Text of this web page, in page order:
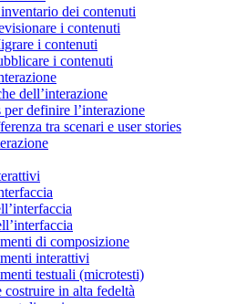
dei contenuti
i contenuti
i contenuti
i contenuti
dell’interazione
per definire l’interazione
tra scenari e user stories
di composizione
interattivi
testuali (microtesti)
costruire in alta fedeltà